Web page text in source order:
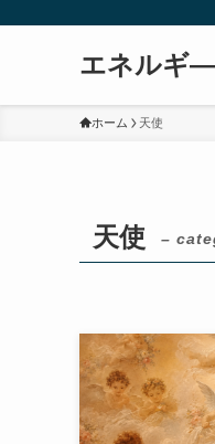
エネルギ―
ホーム 天使
天使 –